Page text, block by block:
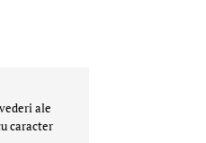
ale
caracter